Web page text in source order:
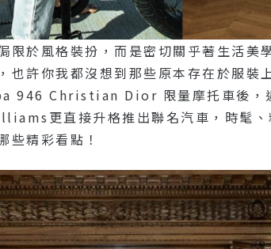
限於風格裝扮，而是密切關乎著生活
也許你我都沒想到那些原本存在於服
946 Christian Dior 限量摩托車後
更直接升格推出聯名汽車，時髦、
些精彩看點！